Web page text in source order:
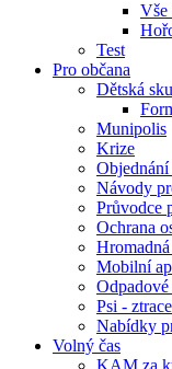
Vše
Test
Pro občana
Dětská
Munipolis
Krize
Objednání
Návody
Průvodce
Ochrana
Mobilní
Psi -
Nabídky
Volný čas
KAM za